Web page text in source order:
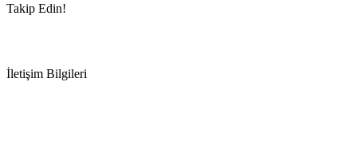
Takip Edin!
İletişim Bilgileri